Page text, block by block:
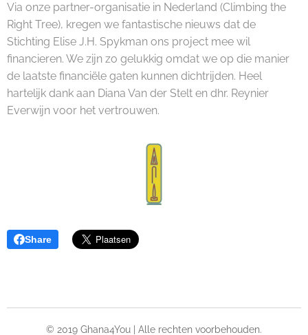
Via onze partner-organisatie in Nederland (Climbing the
Right Tree), kregen we fantastische nieuws dat de
Stichting Elise J.H. Spykman ons project mee wil
financieren. We zijn zo gelukkig omdat we op die manier
de laatste financiële gaten kunnen dichtrijden. Heel
hartelijk dank aan Diana Van der Stelt en dhr. Reynier
Everwijn voor het vertrouwen.
Share
© 2019 Ghana4You | Alle rechten voorbehouden.